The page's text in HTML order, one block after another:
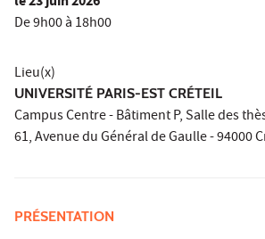
De 9h00 à 18h00
Lieu(x)
UNIVERSITÉ PARIS-EST CRÉTEIL
Campus Centre - Bâtiment P, Salle des
61, Avenue du Général de Gaulle - 94000
PRÉSENTATION